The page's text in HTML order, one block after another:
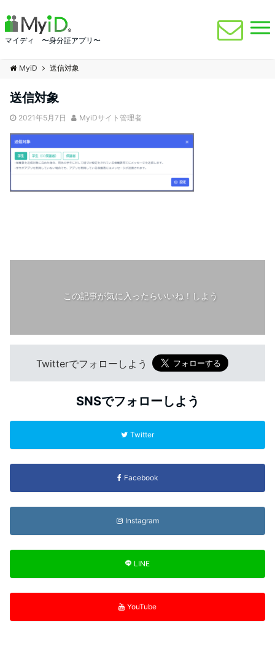
マイディ 〜身分証アプリ〜
MyiD 送信対象
送信対象
2021年5月7日 MyiDサイト管理者
この記事が気に入ったらいいね！しよう
Twitterでフォローしよう
SNSでフォローしよう
Twitter
Facebook
Instagram
LINE
YouTube